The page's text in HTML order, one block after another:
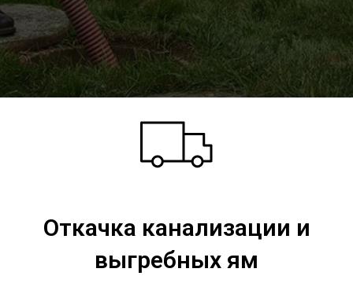
Откачка канализации и
выгребных ям